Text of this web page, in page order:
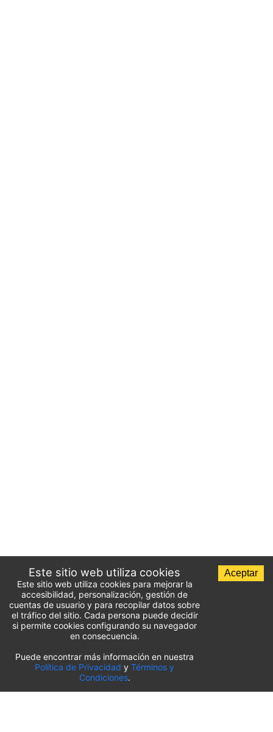
Lista de aparcamientos del aeropuerto
Este sitio web utiliza cookies
Este sitio web utiliza cookies para mejorar la
accesibilidad, personalización, gestión de
cuentas de usuario y para recopilar datos sobre
el tráfico del sitio. Cada persona puede decidir
si permite cookies configurando su navegador
en consecuencia.
Puede encontrar más información en nuestra
Política de Privacidad y Términos y
Condiciones.
Aceptar